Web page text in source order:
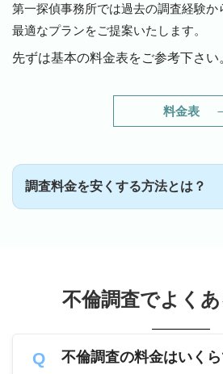
第一探偵事務所では過去の調査経験か
最適なプランをご提案いたします。
先ずは基本の料金表をご参考下さい
料金表
調査料金を安くする方法とは？
不倫調査でよく
不倫調査の料金はいくら